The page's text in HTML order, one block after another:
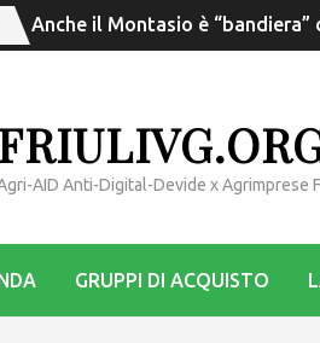
Anche il Montasio è
AID Anti-Digital-Devide x Agrimprese
GRUPPI DI ACQUISTO